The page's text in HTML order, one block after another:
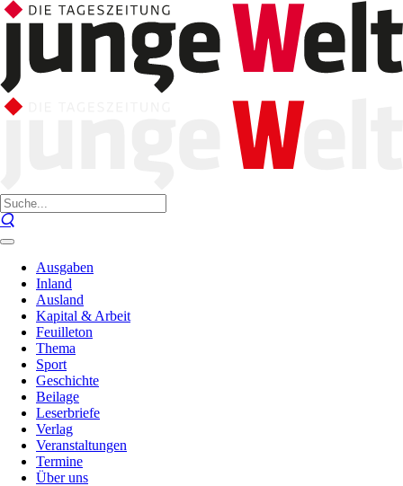
Ausgaben
Inland
Ausland
Kapital & Arbeit
Feuilleton
Thema
Sport
Geschichte
Beilage
Leserbriefe
Verlag
Veranstaltungen
Termine
Über uns